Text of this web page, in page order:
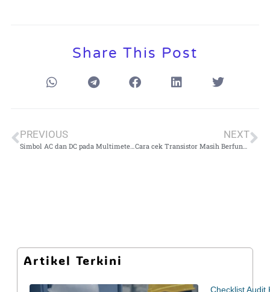
Share This Post
PREVIOUS NEXT
Artikel Terkini
Checklist Audit